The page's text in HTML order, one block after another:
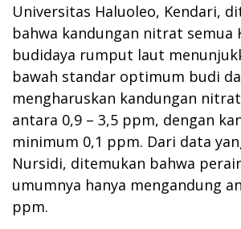
Universitas Haluoleo, Kendari,
bahwa kandungan nitrat semua
budidaya rumput laut
bawah standar optimum budi
mengharuskan kandungan
antara 0,9 – 3,5 ppm, dengan
minimum 0,1 ppm. Dari data
Nursidi, ditemukan bahwa
umumnya hanya mengandung
ppm.